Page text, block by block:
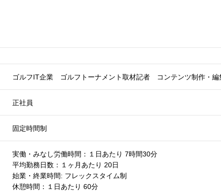
ゴルフIT企業 ゴルフトーナメント取材記者 コンテンツ制作・編
正社員
固定時間制
実働・みなし労働時間：１日あたり 7時間30分
平均勤務日数：１ヶ月あたり 20日
始業・終業時間: フレックスタイム制
休憩時間：１日あたり 60分